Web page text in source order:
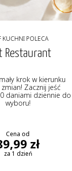
KUCHNI POLECA
Restaurant
krok w kierunku
Zacznij jeść
daniami dziennie do
wyboru!
Cena od
zł
za 1 dzień